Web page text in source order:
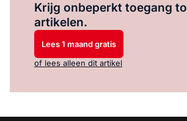
Krijg onbeperkt toegang
artikelen.
Lees 1 maand gratis
of lees alleen dit artikel